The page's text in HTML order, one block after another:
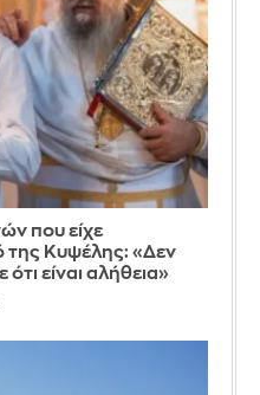
που είχε
της Κυψέλης: «Δεν
είναι αλήθεια»